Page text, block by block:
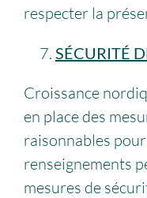
respecter la
SÉCURITÉ
Croissance
en place des
raisonnables
renseignements
mesures de